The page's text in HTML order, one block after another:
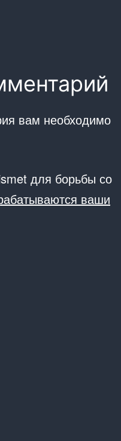
вам необходимо
для борьбы со
ваши